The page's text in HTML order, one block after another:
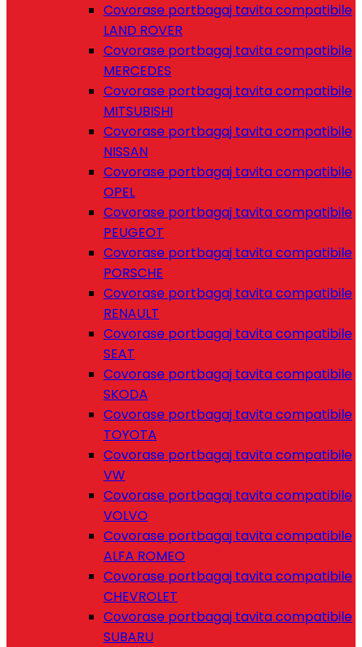
Covorase portbagaj tavita compatibile
LAND ROVER
Covorase portbagaj tavita compatibile
MERCEDES
Covorase portbagaj tavita compatibile
MITSUBISHI
Covorase portbagaj tavita compatibile
NISSAN
Covorase portbagaj tavita compatibile
OPEL
Covorase portbagaj tavita compatibile
PEUGEOT
Covorase portbagaj tavita compatibile
PORSCHE
Covorase portbagaj tavita compatibile
RENAULT
Covorase portbagaj tavita compatibile
SEAT
Covorase portbagaj tavita compatibile
SKODA
Covorase portbagaj tavita compatibile
TOYOTA
Covorase portbagaj tavita compatibile
VW
Covorase portbagaj tavita compatibile
VOLVO
Covorase portbagaj tavita compatibile
ALFA ROMEO
Covorase portbagaj tavita compatibile
CHEVROLET
Covorase portbagaj tavita compatibile
SUBARU